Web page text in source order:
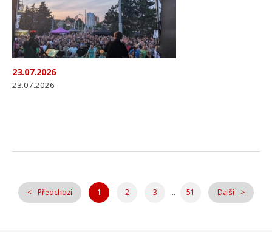
23.07.2026
23.07.2026
Předchozí 1 2 3 ... 51 Další